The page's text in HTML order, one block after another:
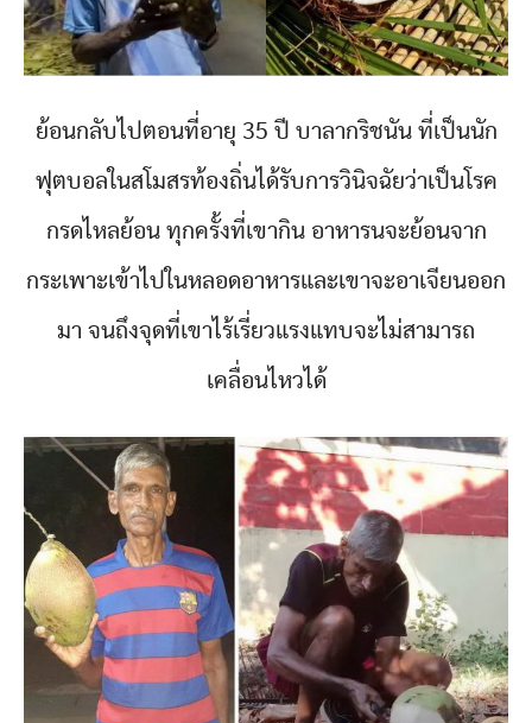
ย้อนกลับไปตอนที่อายุ 35 ปี บาลากริชนัน ที่เป็นนัก
ฟุตบอลในสโมสรท้องถิ่นได้รับการวินิจฉัยว่าเป็นโรค
กรดไหลย้อน ทุกครั้งที่เขากิน อาหารนจะย้อนจาก
กระเพาะเข้าไปในหลอดอาหารและเขาจะอาเจียนออก
มา จนถึงจุดที่เขาไร้เรี่ยวแรงแทบจะไม่สามารถ
เคลื่อนไหวได้